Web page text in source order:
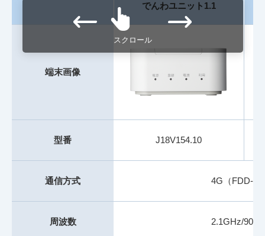
スクロール
でんわユニット1.1
端末画像
型番 J18V154.10
通信方式 4G（FDD-
周波数 2.1GHz/